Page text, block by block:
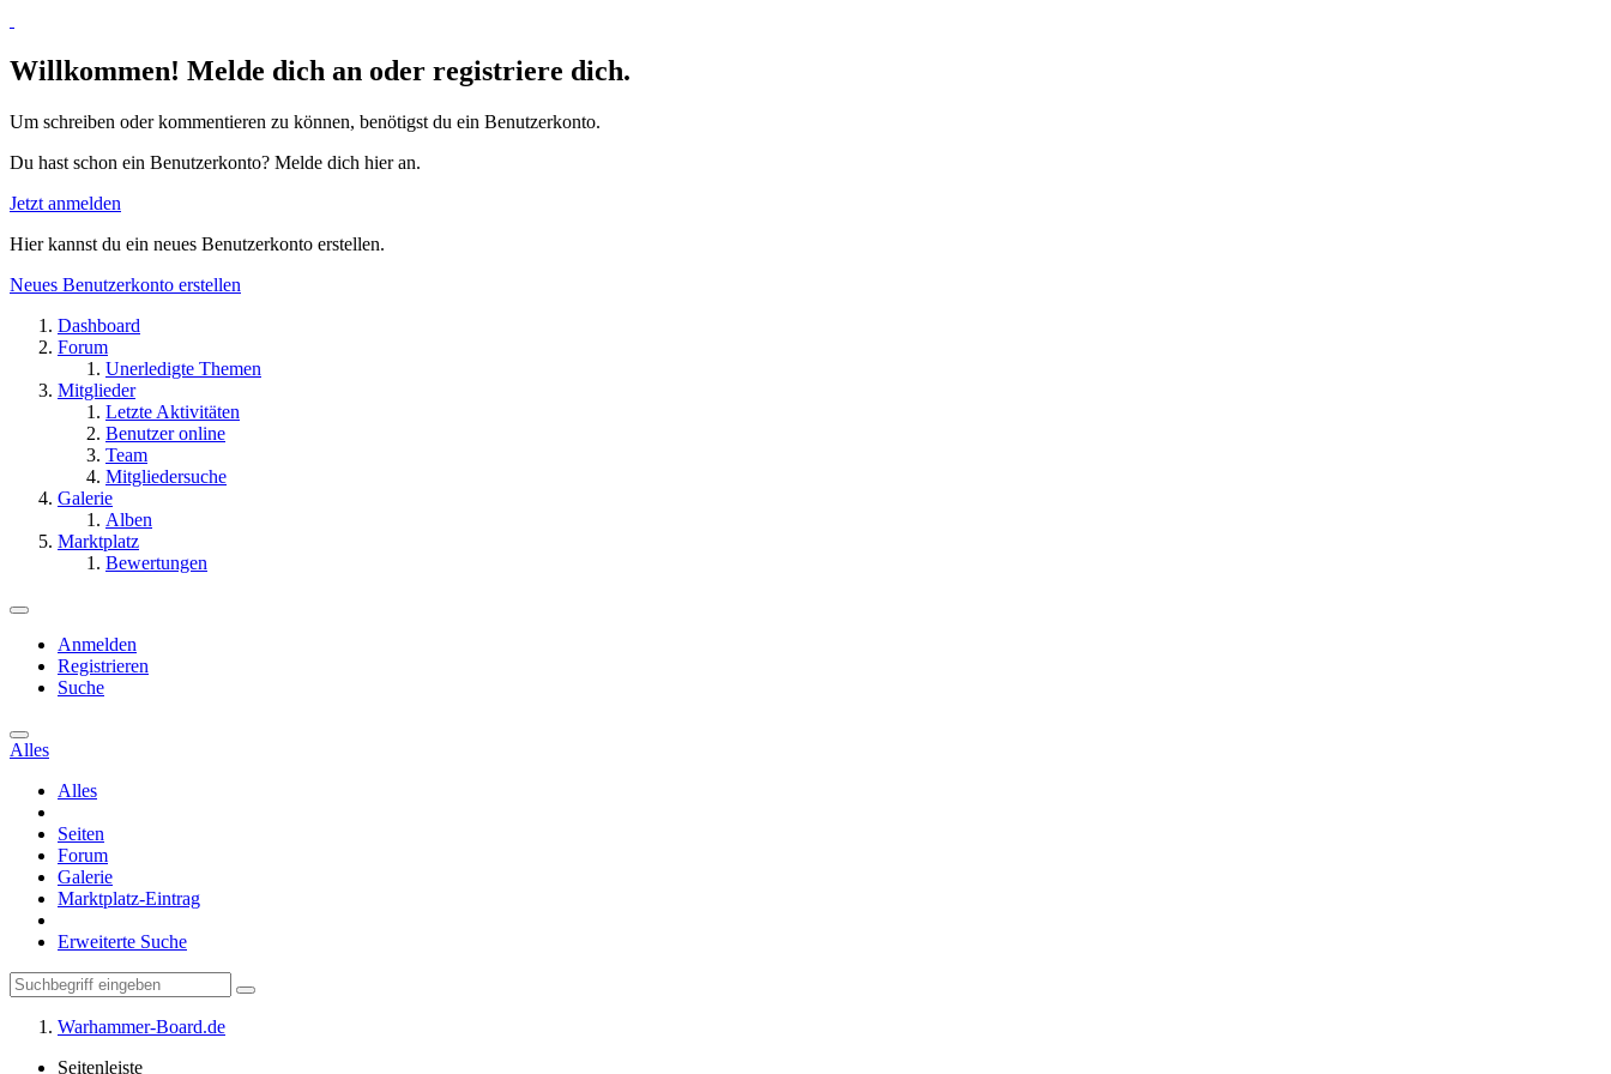
Willkommen! Melde dich an oder registriere dich.
Um schreiben oder kommentieren zu können, benötigst du ein Benutzerkonto.
Du hast schon ein Benutzerkonto? Melde dich hier an.
Jetzt anmelden
Hier kannst du ein neues Benutzerkonto erstellen.
Neues Benutzerkonto erstellen
Dashboard
Forum
Unerledigte Themen
Mitglieder
Letzte Aktivitäten
Benutzer online
Team
Mitgliedersuche
Galerie
Alben
Marktplatz
Bewertungen
Anmelden
Registrieren
Suche
Alles
Alles
Seiten
Forum
Galerie
Marktplatz-Eintrag
Erweiterte Suche
Warhammer-Board.de
Seitenleiste